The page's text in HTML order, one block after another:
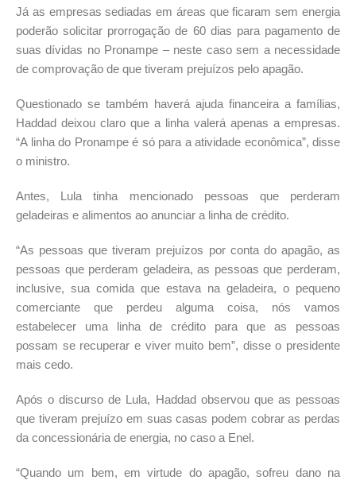
Já as empresas sediadas em áreas que ficaram sem energia
poderão solicitar prorrogação de 60 dias para pagamento de
suas dívidas no Pronampe – neste caso sem a necessidade
de comprovação de que tiveram prejuízos pelo apagão.
Questionado se também haverá ajuda financeira a famílias,
Haddad deixou claro que a linha valerá apenas a empresas.
“A linha do Pronampe é só para a atividade econômica”, disse
o ministro.
Antes, Lula tinha mencionado pessoas que perderam
geladeiras e alimentos ao anunciar a linha de crédito.
“As pessoas que tiveram prejuízos por conta do apagão, as
pessoas que perderam geladeira, as pessoas que perderam,
inclusive, sua comida que estava na geladeira, o pequeno
comerciante que perdeu alguma coisa, nós vamos
estabelecer uma linha de crédito para que as pessoas
possam se recuperar e viver muito bem”, disse o presidente
mais cedo.
Após o discurso de Lula, Haddad observou que as pessoas
que tiveram prejuízo em suas casas podem cobrar as perdas
da concessionária de energia, no caso a Enel.
“Quando um bem, em virtude do apagão, sofreu dano na